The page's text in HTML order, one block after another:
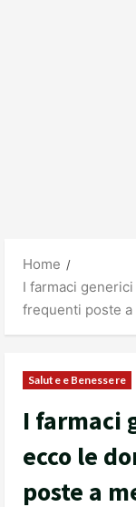
Home
I farmaci
frequenti poste
Salute e Benessere
I farmaci
ecco le
poste a